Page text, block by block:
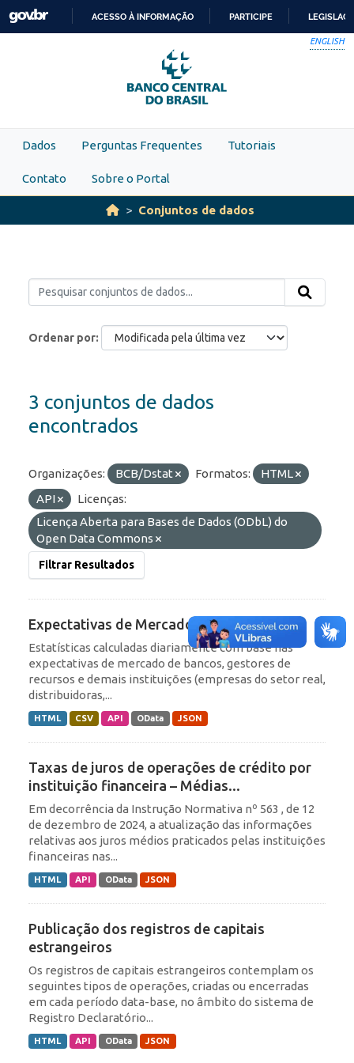
Skip to main content
PARA
O
CONTEÚDO
ACESSO À INFORMAÇÃO PARTICIPE
ENGLISH
Dados Perguntas Frequentes Tutoriais
Contato Sobre o Portal
Conjuntos de dados
Ordenar por
3 conjuntos de dados
encontrados
Organizações: BCB/Dstat Formatos:
HTML
API
Licenças:
Licença Aberta para Bases de Dados (ODbL) do
Open Data Commons
Filtrar Resultados
Expectativas de Mercado
Estatísticas calculadas diariamente com base nas
expectativas de mercado de bancos, gestores de
recursos e demais instituições (empresas do setor real,
distribuidoras,...
HTML CSV API OData JSON
Taxas de juros de operações de crédito por
instituição financeira – Médias...
Em decorrência da Instrução Normativa nº 563 , de 12
de dezembro de 2024, a atualização das informações
relativas aos juros médios praticados pelas instituições
financeiras nas...
HTML API OData JSON
Publicação dos registros de capitais
estrangeiros
Os registros de capitais estrangeiros contemplam os
seguintes tipos de operações, criadas ou encerradas
em cada período data-base, no âmbito do sistema de
Registro Declaratório...
HTML API OData JSON